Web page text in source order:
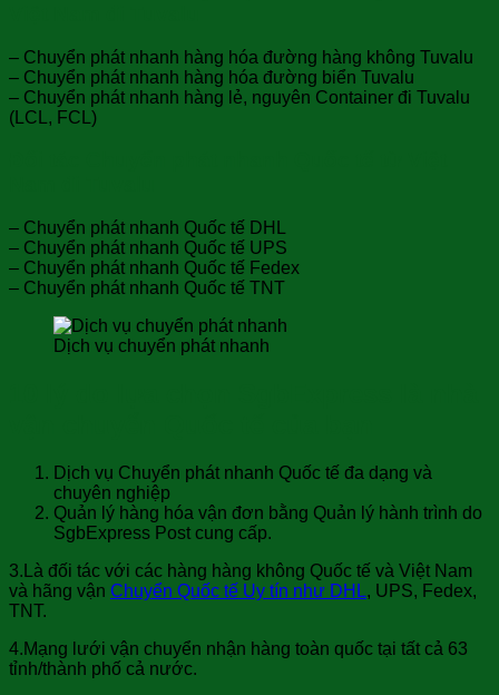
– Chuyển phát nhanh hàng hóa đường hàng không Tuvalu
– Chuyển phát nhanh hàng hóa đường biển Tuvalu
– Chuyển phát nhanh hàng lẻ, nguyên Container đi Tuvalu
(LCL, FCL)
– Chuyển phát nhanh Quốc tế DHL
– Chuyển phát nhanh Quốc tế UPS
– Chuyển phát nhanh Quốc tế Fedex
– Chuyển phát nhanh Quốc tế TNT
Dịch vụ chuyển phát nhanh
Dịch vụ Chuyển phát nhanh Quốc tế đa dạng và
chuyên nghiệp
Quản lý hàng hóa vận đơn bằng Quản lý hành trình do
SgbExpress Post cung cấp.
3.Là đối tác với các hàng hàng không Quốc tế và Việt Nam
và hãng vận Chuyển Quốc tế Uy tín như DHL, UPS, Fedex,
TNT.
4.Mạng lưới vận chuyển nhận hàng toàn quốc tại tất cả 63
tỉnh/thành phố cả nước.